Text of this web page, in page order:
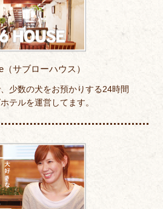
（サブローハウス）
少数の犬をお預かりする24時間
テルを運営してます。